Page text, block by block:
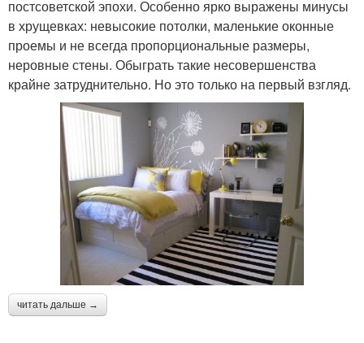
постсоветской эпохи. Особенно ярко выражены минусы
в хрущевках: невысокие потолки, маленькие оконные
проемы и не всегда пропорциональные размеры,
неровные стены. Обыграть такие несовершенства
крайне затруднительно. Но это только на первый взгляд.
читать дальше →